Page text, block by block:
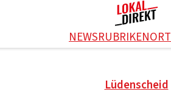
NEWSRUBRIKEN
Lüdenscheid